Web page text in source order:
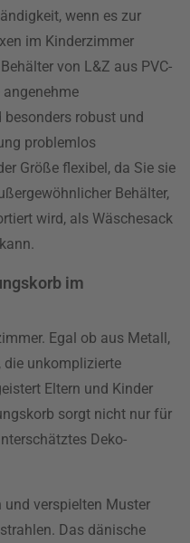
wenn es zur
im Kinderzimmer
von L&Z aus PVC-
robust und
problemlos
Größe flexibel, da Sie sie
Behälter,
wird, als Wäschesack
im
Egal ob aus Metall,
die unkomplizierte
Eltern und Kinder
sorgt nicht nur für
Deko-
verspielten Muster
Das dänische